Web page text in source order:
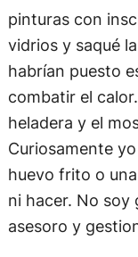
pinturas con
vidrios y saqué
habrían puesto
combatir el
heladera y el
Curiosamente
huevo frito o
ni hacer. No soy
asesoro y